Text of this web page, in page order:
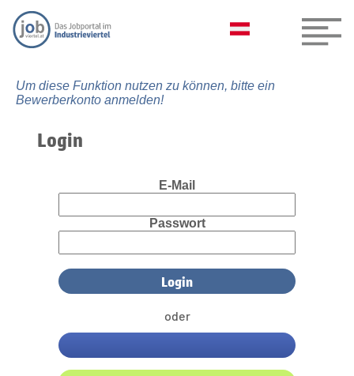
Um diese Funktion nutzen zu können, bitte ein
Bewerberkonto anmelden!
Login
E-Mail
Passwort
oder